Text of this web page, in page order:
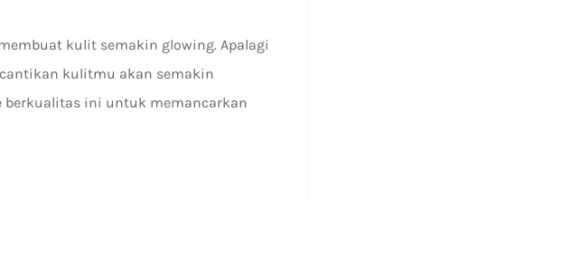
kulit semakin glowing. Apalagi
kulitmu akan semakin
berkualitas ini untuk memancarkan